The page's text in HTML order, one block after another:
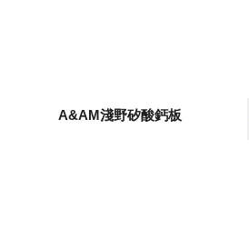
A&AM淺野矽酸鈣板